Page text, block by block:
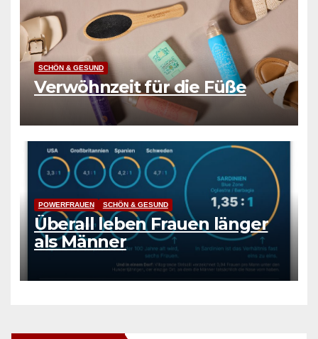
SCHÖN & GESUND
Verwöhnzeit für die Füße
POWERFRAUEN SCHÖN & GESUND
Überall leben Frauen länger
als Männer